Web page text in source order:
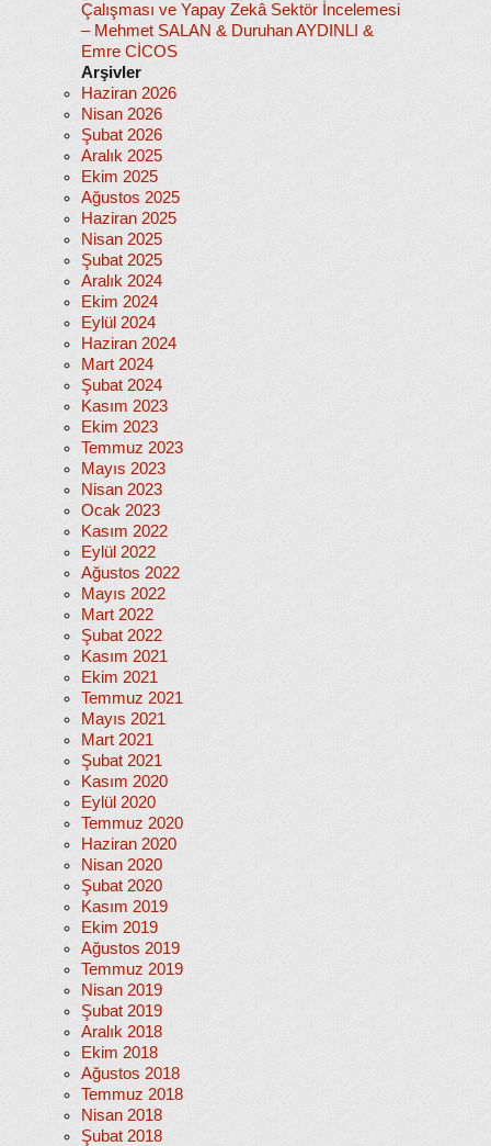
Çalışması ve Yapay Zekâ Sektör İncelemesi
– Mehmet SALAN & Duruhan AYDINLI &
Emre CİCOS
Arşivler
Haziran 2026
Nisan 2026
Şubat 2026
Aralık 2025
Ekim 2025
Ağustos 2025
Haziran 2025
Nisan 2025
Şubat 2025
Aralık 2024
Ekim 2024
Eylül 2024
Haziran 2024
Mart 2024
Şubat 2024
Kasım 2023
Ekim 2023
Temmuz 2023
Mayıs 2023
Nisan 2023
Ocak 2023
Kasım 2022
Eylül 2022
Ağustos 2022
Mayıs 2022
Mart 2022
Şubat 2022
Kasım 2021
Ekim 2021
Temmuz 2021
Mayıs 2021
Mart 2021
Şubat 2021
Kasım 2020
Eylül 2020
Temmuz 2020
Haziran 2020
Nisan 2020
Şubat 2020
Kasım 2019
Ekim 2019
Ağustos 2019
Temmuz 2019
Nisan 2019
Şubat 2019
Aralık 2018
Ekim 2018
Ağustos 2018
Temmuz 2018
Nisan 2018
Şubat 2018